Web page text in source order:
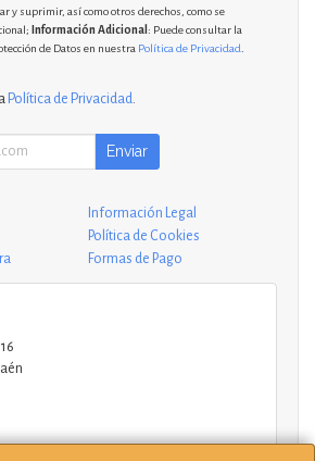
y suprimir, así como otros derechos, como se
Información Adicional : Puede consultar la
de Datos en nuestra Política de Privacidad
Política de Privacidad
Enviar
Información Legal
Política de Cookies
Formas de Pago